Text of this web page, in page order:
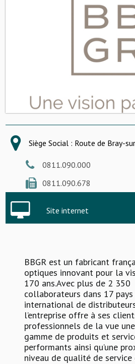
Siège Social : Route de Bray-
0811.090.000
0811.090.678
Site internet
BBGR est un fabricant
optiques innovant pour la
170 ans.Avec plus de 2 350
collaborateurs dans 17
international de
l’entreprise offre à ses
professionnels de la vue
gamme de produits et
performants ainsi qu’une
niveau de qualité de service